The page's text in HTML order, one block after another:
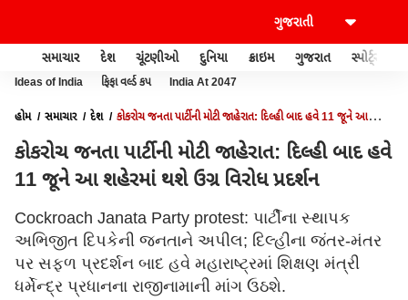
સમાચાર દેશ ચૂંટણીઓ દુનિયા ક્રાઇમ ગુજરાત સ્પોર્ટ્સ
Ideas of India ફિફા વર્લ્ડ કપ India At 2047
હોમ સમાચાર દેશ
કોકરોચ જનતા પાર્ટીની મોટી જાહેરાત: દિલ્હી બાદ હવે 11 જૂને આ
કોકરોચ જનતા પાર્ટીની મોટી જાહેરાત: દિલ્હી બાદ હવે
11 જૂને આ શહેરમાં થશે ઉગ્ર વિરોધ પ્રદર્શન
Cockroach Janata Party protest: પાર્ટીના સ્થાપક
અભિજીત દિપકેની જનતાને અપીલ; દિલ્હીના જંતર-મંતર
પર સફળ પ્રદર્શન બાદ હવે મહારાષ્ટ્રમાં શિક્ષણ મંત્રી
ધર્મેન્દ્ર પ્રધાનના રાજીનામાની માંગ ઉઠશે.